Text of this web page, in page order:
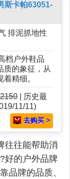
斯卡帕63051-
排泥抓地性
档户外鞋品
质的象征，从
精细。
| 历史最
11/11)
去购买 >
往往能帮助消
好的户外品牌
品牌的品质、